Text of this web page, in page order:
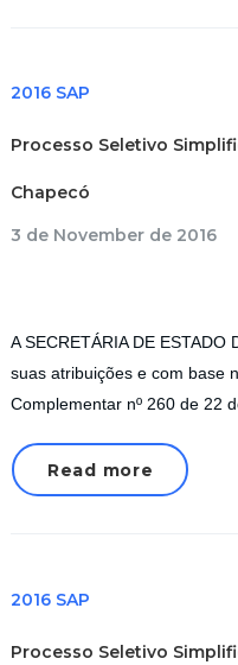
2016 SAP
Processo Seletivo
Chapecó
3 de November de 2016
A SECRETÁRIA DE ESTADO
suas atribuições e com base
Complementar nº 260 de 22
Read more
2016 SAP
Processo Seletivo